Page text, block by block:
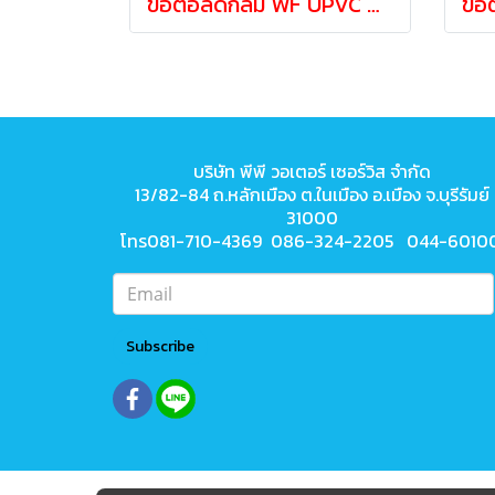
บริษัท พีพี วอเตอร์ เซอร์วิส จำกัด
13/82-84 ถ.หลักเมือง ต.ในเมือง อ.เมือง จ.บุรีรัมย์
31000
โทร081-710-4369 086-324-2205 044-
Subscribe